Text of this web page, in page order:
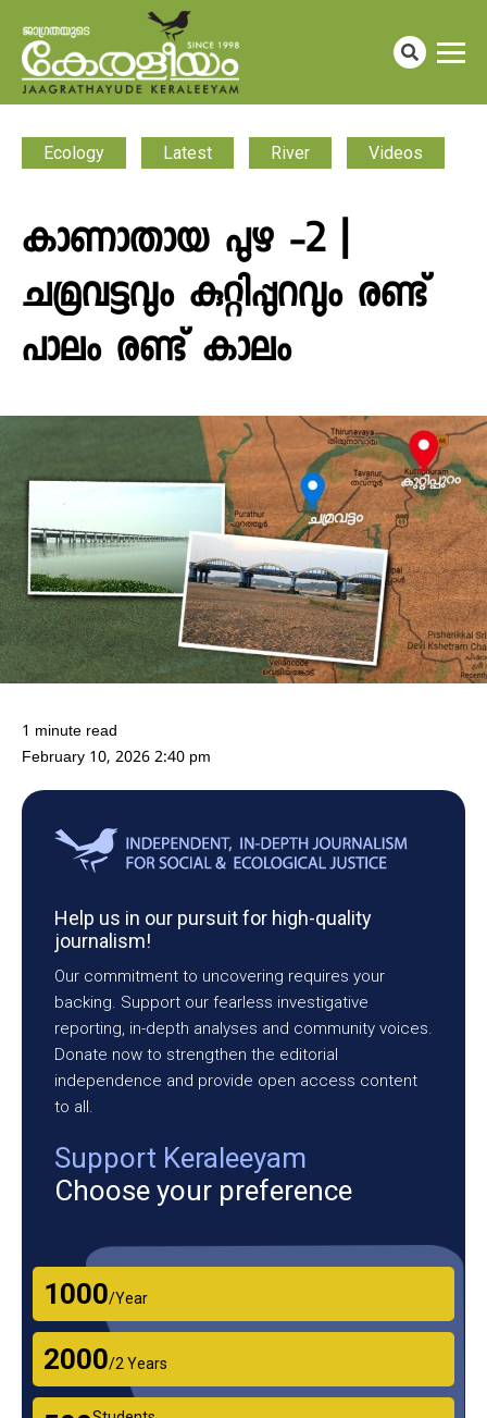
Ecology Latest River Videos
കാണാതായ പുഴ -2 |
ചമ്രവട്ടവും കുറ്റിപ്പുറവും രണ്ട്
പാലം രണ്ട് കാലം
1 minute read
February 10, 2026 2:40 pm
Help us in our pursuit for high-quality
journalism!
Our commitment to uncovering requires your
backing. Support our fearless investigative
reporting, in-depth analyses and community voices.
Donate now to strengthen the editorial
independence and provide open access content
to all.
Support Keraleeyam
Choose your preference
₹1000/Year
₹2000/2 Years